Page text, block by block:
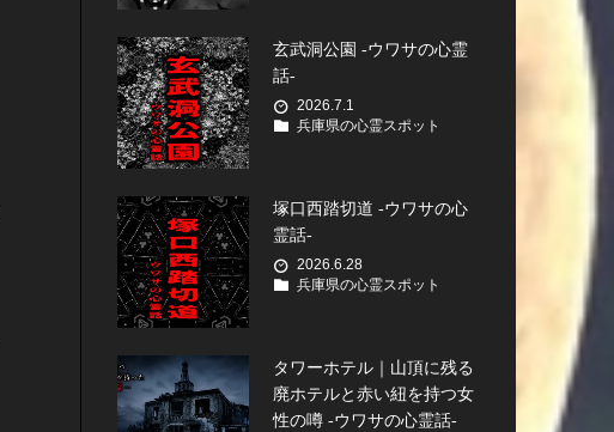
玄武洞公園 -ウワサの心霊
話-
2026.7.1
兵庫県の心霊スポット
塚口西踏切道 -ウワサの心
霊話-
2026.6.28
兵庫県の心霊スポット
タワーホテル｜山頂に残る
廃ホテルと赤い紐を持つ女
性の噂 -ウワサの心霊話-